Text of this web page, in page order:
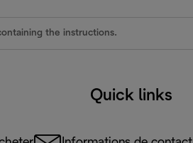
the instructions.
Quick links